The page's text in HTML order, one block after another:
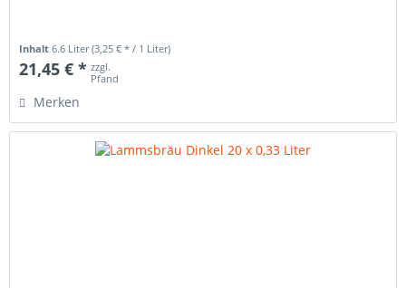
Inhalt6.6 Liter(3,25 € * / 1 Liter)
21,45 € * zzgl.
Pfand
Merken